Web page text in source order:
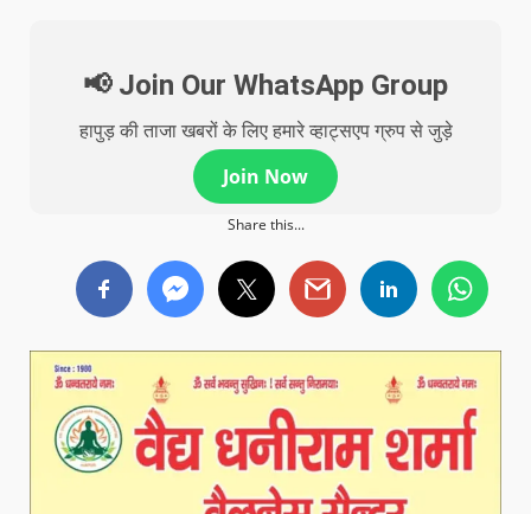
📢 Join Our WhatsApp Group
हापुड़ की ताजा खबरों के लिए हमारे व्हाट्सएप ग्रुप से जुड़े
Join Now
Share this...